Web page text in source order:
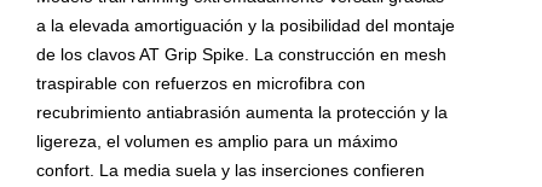
a la elevada amortiguación y la posibilidad del montaje
de los clavos AT Grip Spike. La construcción en mesh
traspirable con refuerzos en microfibra con
recubrimiento antiabrasión aumenta la protección y la
ligereza, el volumen es amplio para un máximo
confort. La media suela y las inserciones confieren